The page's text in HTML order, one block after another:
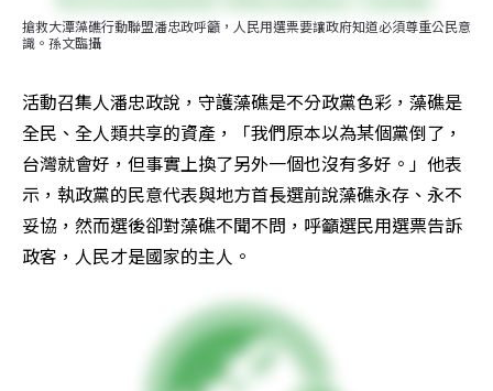
搶救大潭藻礁行動聯盟潘忠政呼籲，人民用選票要讓政府知道必須尊重公民意
識。孫文臨攝
活動召集人潘忠政說，守護藻礁是不分政黨色彩，藻礁是
全民、全人類共享的資產，「我們原本以為某個黨倒了，
台灣就會好，但事實上換了另外一個也沒有多好。」他表
示，執政黨的民意代表與地方首長選前說藻礁永存、永不
妥協，然而選後卻對藻礁不聞不問，呼籲選民用選票告訴
政客，人民才是國家的主人。